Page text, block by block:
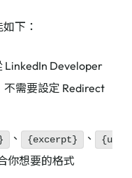
下：
Developer
不需要設定 Redirect
、 {excerpt} 、
{u
你想要的格式